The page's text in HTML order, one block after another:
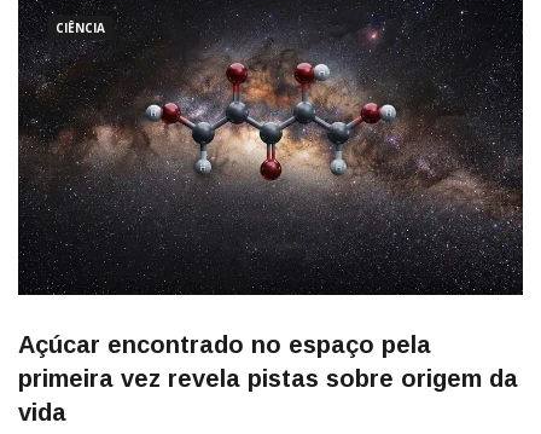
CIÊNCIA
Açúcar encontrado no espaço pela
primeira vez revela pistas sobre origem da
vida